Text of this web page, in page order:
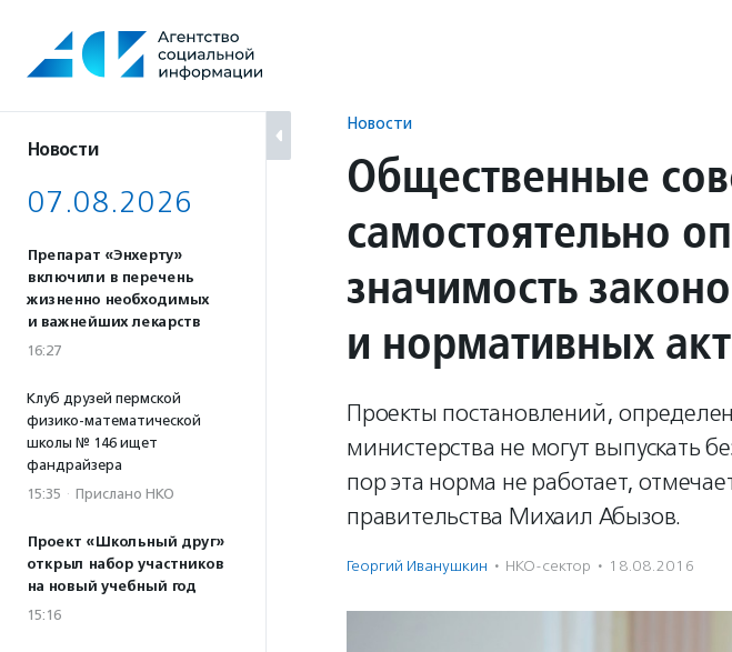
содержанию
Новости
07.08.2026
Препарат «Энхерту»
включили в перечень
жизненно необходимых
и важнейших лекарств
16:27
Клуб друзей пермской
физико-математической
школы № 146 ищет
фандрайзера
15:35 · Прислано НКО
Проект «Школьный друг»
открыл набор участников
на новый учебный год
15:16
Новости
Общественные
самостоятельно
значимость
и нормативных
Проекты постановлений,
министерства не могут выпускать
пор эта норма не работает,
правительства Михаил Абызов.
Георгий Иванушкин · НКО-сектор · 18.08.2016